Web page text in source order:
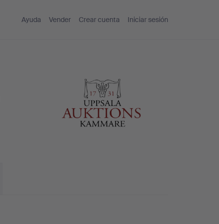
Ayuda Vender Crear cuenta Iniciar sesión